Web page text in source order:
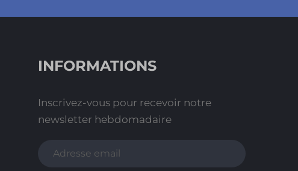
INFORMATIONS
Inscrivez-vous pour recevoir notre
newsletter hebdomadaire